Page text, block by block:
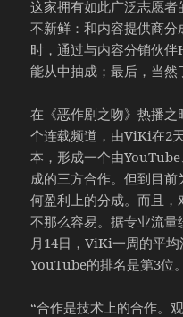
这家拥有如此广泛志愿
不新鲜：和内容提供商
时，通过与内容分销伙
能从中抽成；最后，当然
在《恶作剧之吻》热播
个连载频道，由ViKi在2
本，形成一个由
成的三方合作。但到目
何盈利上的分成。而且
不那么容易。据专业流
月14日，ViKi一周的平
YouTube的排名是第3位。
“合作是技术上的合作。